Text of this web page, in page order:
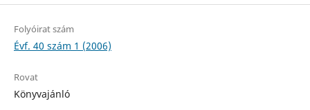
Folyóirat szám
Évf. 40 szám 1 (2006)
Rovat
Könyvajánló